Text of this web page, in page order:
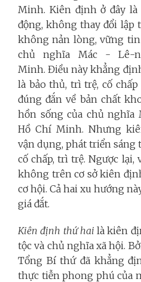
Minh. Kiên định ở đây là
động, không thay đổi lập
không nản lòng, vững tin
chủ nghĩa Mác - Lê-
Minh. Điều này khẳng
là bảo thủ, trì trệ, cố
đúng đắn về bản chất
hồn sống của chủ nghĩa
Hồ Chí Minh. Nhưng
vận dụng, phát triển sáng
cố chấp, trì trệ. Ngược
không trên cơ sở kiên
cơ hội. Cả hai xu hướng
giá đắt.
Kiên định thứ hai là kiên
tộc và chủ nghĩa xã hội.
Tổng Bí thứ đã khẳng
thực tiễn phong phú của